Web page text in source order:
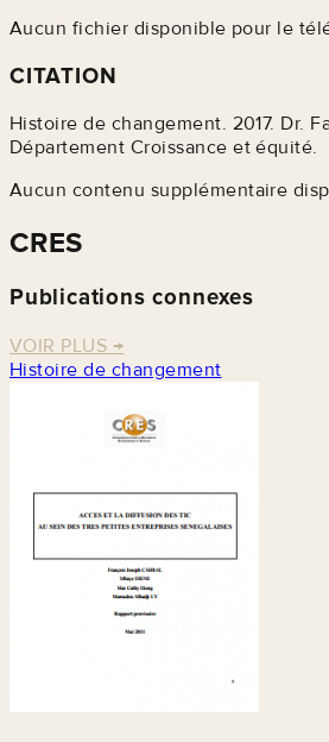
Aucun fichier disponible pour le
CITATION
Histoire de changement. 2017. Dr.
Département Croissance et équité.
Aucun contenu supplémentaire
CRES
Publications connexes
VOIR PLUS →
Histoire de changement